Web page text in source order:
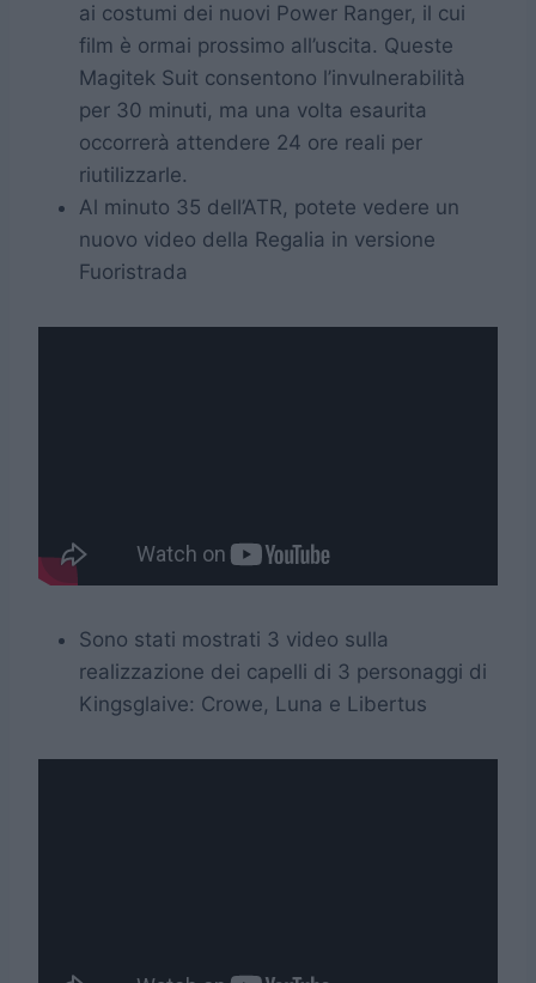
ai costumi dei nuovi Power Ranger, il cui
film è ormai prossimo all’uscita. Queste
Magitek Suit consentono l’invulnerabilità
per 30 minuti, ma una volta esaurita
occorrerà attendere 24 ore reali per
riutilizzarle.
Al minuto 35 dell’ATR, potete vedere un
nuovo video della Regalia in versione
Fuoristrada
Sono stati mostrati 3 video sulla
realizzazione dei capelli di 3 personaggi di
Kingsglaive: Crowe, Luna e Libertus